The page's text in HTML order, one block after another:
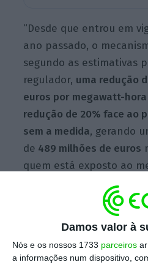
Damos valor à
Nós e os nossos 1733 parceiros
a informações num dispositivo,
“Desde que entrou em
ano passado, o
segundo as estimativas
regulador, uma redução
euros por megawatt-hora
redução de 20% face ao
sem a medida, gerando
de 489 milhões de euros
quem está exposto ao
ministro do Ambiente e
Duarte Cordeiro, que
comissão parlamentar
Energia, por
Esquerda.